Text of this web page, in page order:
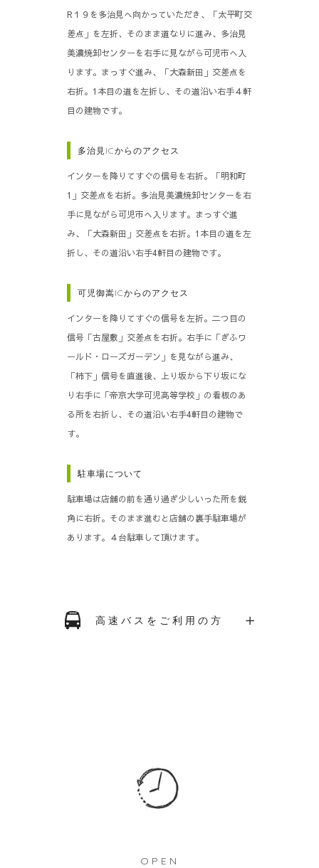
R１９を多治見へ向かっていただき、「太平町交
差点」を左折、そのまま道なりに進み、多治見
美濃焼卸センターを右手に見ながら可児市へ入
ります。まっすぐ進み、「大森新田」交差点を
右折。1本目の道を左折し、その道沿い右手４軒
目の建物です。
多治見ICからのアクセス
インターを降りてすぐの信号を右折。「明和町
1」交差点を右折。多治見美濃焼卸センターを右
手に見ながら可児市へ入ります。まっすぐ進
み、「大森新田」交差点を右折。1本目の道を左
折し、その道沿い右手4軒目の建物です。
可児御嵩ICからのアクセス
インターを降りてすぐの信号を左折。二つ目の
信号「古屋敷」交差点を右折。右手に「ぎふワ
ールド・ローズガーデン」を見ながら進み、
「柿下」信号を直進後、上り坂から下り坂にな
り右手に「帝京大学可児高等学校」の看板のあ
る所を右折し、その道沿い右手4軒目の建物で
す。
駐車場について
駐車場は店舗の前を通り過ぎ少しいった所を鋭
角に右折。そのまま進むと店舗の裏手駐車場が
あります。４台駐車して頂けます。
高速バスをご利用の方
OPEN